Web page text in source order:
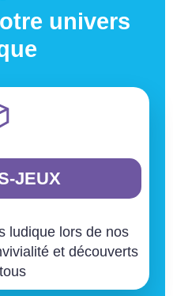
univers
JEUX
ludique lors de nos
et découverts